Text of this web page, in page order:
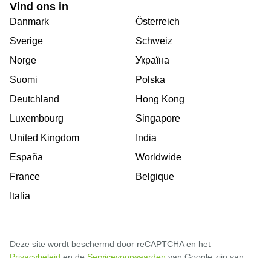
Vind ons in
Danmark
Sverige
Norge
Suomi
Deutchland
Luxembourg
United Kingdom
España
France
Italia
Österreich
Schweiz
Україна
Polska
Hong Kong
Singapore
India
Worldwide
Belgique
Deze site wordt beschermd door reCAPTCHA en het